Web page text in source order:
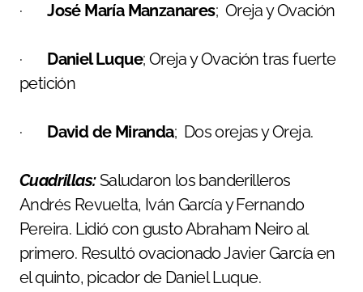
·José María Manzanares; Oreja y Ovación
· Daniel Luque; Oreja y Ovación tras fuerte
petición
· David de Miranda; Dos orejas y Oreja.
Cuadrillas:Saludaron los banderilleros
Andrés Revuelta, Iván García y Fernando
Pereira. Lidió con gusto Abraham Neiro al
primero. Resultó ovacionado Javier García en
el quinto, picador de Daniel Luque.